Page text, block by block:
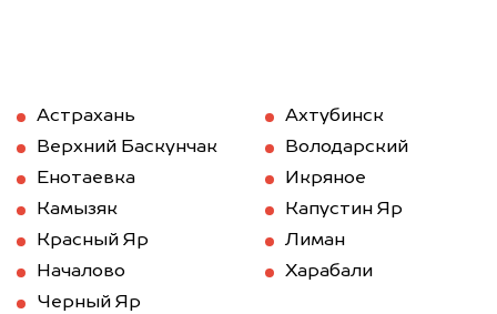
Астрахань
Ахтубинск
Верхний Баскунчак
Володарский
Енотаевка
Икряное
Камызяк
Капустин Яр
Красный Яр
Лиман
Началово
Харабали
Черный Яр